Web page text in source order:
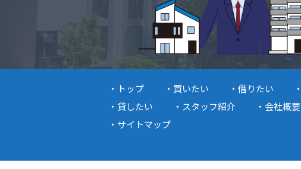
トップ 買いたい 借りたい
貸したい
スタッフ紹介
会社概要
サイトマップ